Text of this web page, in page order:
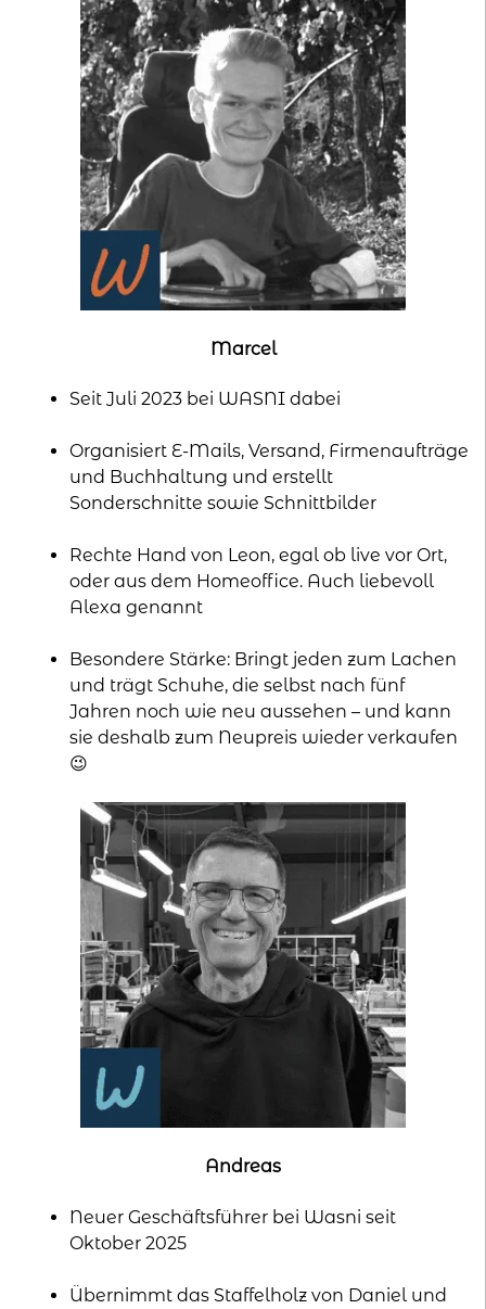
Marcel
Seit Juli 2023 bei WASNI dabei
Organisiert E-Mails, Versand, Firmenaufträge
und Buchhaltung und erstellt
Sonderschnitte sowie Schnittbilder
Rechte Hand von Leon, egal ob live vor Ort,
oder aus dem Homeoffice. Auch liebevoll
Alexa genannt
Besondere Stärke: Bringt jeden zum Lachen
und trägt Schuhe, die selbst nach fünf
Jahren noch wie neu aussehen – und kann
sie deshalb zum Neupreis wieder verkaufen
😉
Andreas
Neuer Geschäftsführer bei Wasni seit
Oktober 2025
Übernimmt das Staffelholz von Daniel und